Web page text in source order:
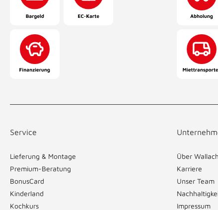
Service
Lieferung & Montage
Premium-Beratung
BonusCard
Kinderland
Kochkurs
Über Wallach
Karriere
Unser Team
Impressum